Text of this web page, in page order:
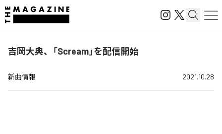
吉岡大典、「Scream」を配信開始
新曲情報 2021.10.28